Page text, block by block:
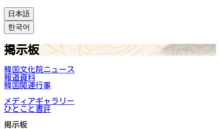
日本語
한국어
掲示板
韓国文化院ニュース
報道資料
韓国関連行事
メディアギャラリー
ひとこと書評
掲示板